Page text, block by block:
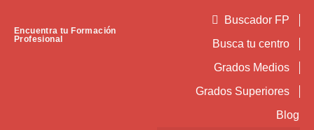
Encuentra tu Formación
Profesional
Buscador FP
Busca tu centro
Grados Medios
Grados Superiores
Blog